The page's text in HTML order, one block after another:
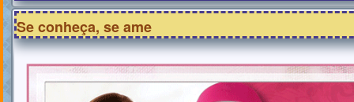
Se conheça, se ame